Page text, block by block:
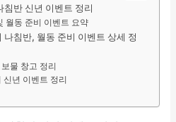
반 신년 이벤트 정리
월동 준비 이벤트 요약
침반, 월동 준비 이벤트 상세 정
물 창고 정리
년 이벤트 정리